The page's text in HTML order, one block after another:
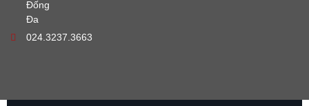
Đống
Đa
024.3237.3663